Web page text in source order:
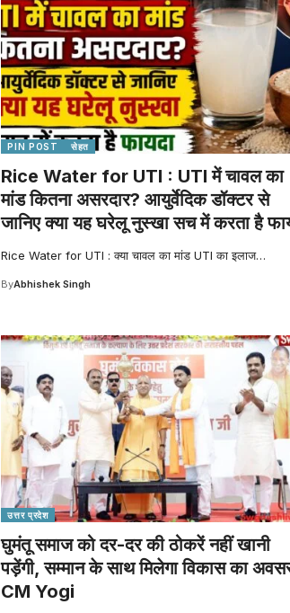
PIN POST सेहत
Rice Water for UTI : UTI में चावल का
मांड कितना असरदार? आयुर्वेदिक डॉक्टर से
जानिए क्या यह घरेलू नुस्खा सच में करता है
Rice Water for UTI : क्या चावल का मांड UTI का इलाज…
ByAbhishek Singh
उत्तर प्रदेश
घुमंतू समाज को दर-दर की ठोकरें नहीं खानी
पड़ेंगी, सम्मान के साथ मिलेगा विकास का
CM Yogi